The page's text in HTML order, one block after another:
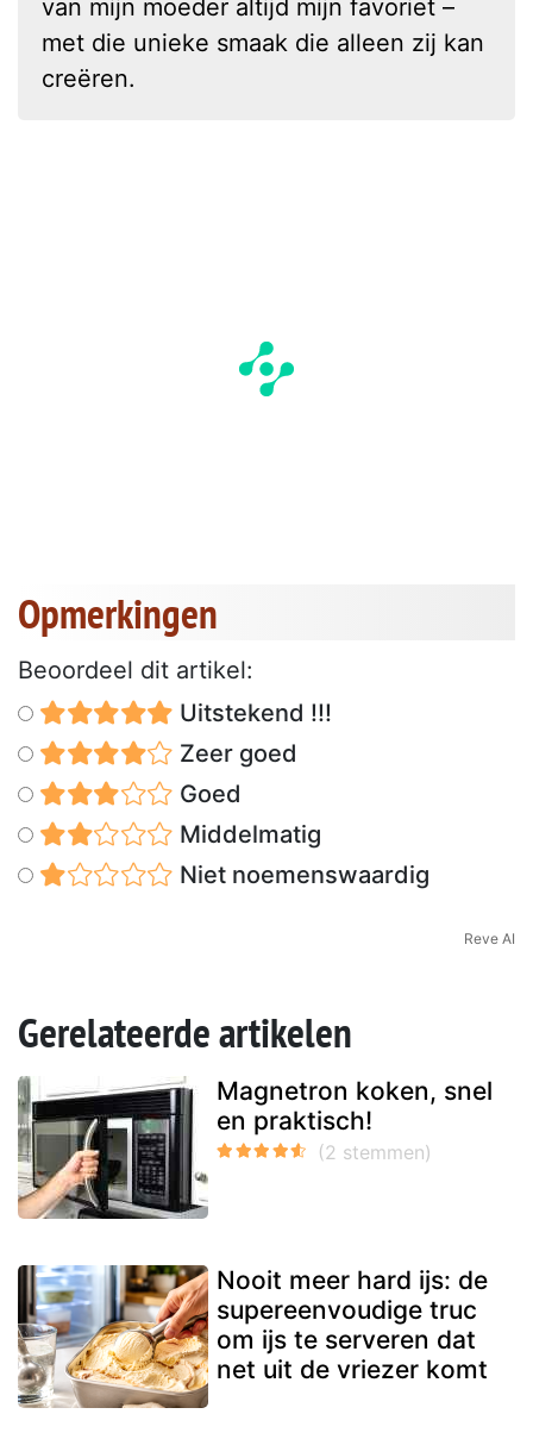
van mijn moeder altijd mijn favoriet –
met die unieke smaak die alleen zij kan
creëren.
Opmerkingen
Beoordeel dit artikel:
Uitstekend !!!
Zeer goed
Goed
Middelmatig
Niet noemenswaardig
Reve AI
Gerelateerde artikelen
Magnetron koken, snel
en praktisch!
Nooit meer hard ijs: de
supereenvoudige truc
om ijs te serveren dat
net uit de vriezer komt